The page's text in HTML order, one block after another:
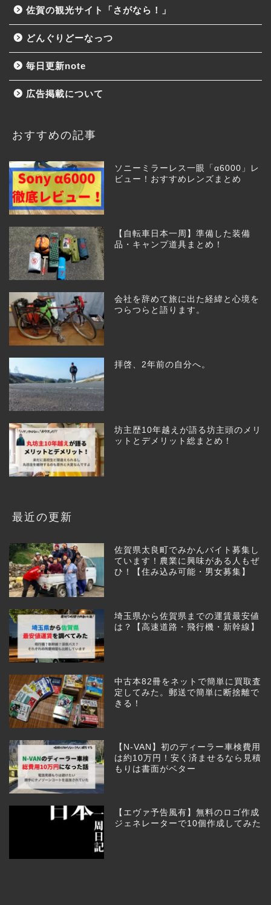
佐賀の観光サイト「さがなら！」
どんぐりどーなっつ
毎日更新note
広告掲載について
おすすめの記事
ソニーミラーレス一眼「α6000」レ
ビュー！おすすめレンズまとめ
【自転車日本一周】準備した装備
品・キャンプ道具まとめ！
会社を辞めて旅に出た経緯と心境を
つらつらと語ります。
拝啓、2年前の自分へ。
坊主歴10年越えが語る坊主頭のメリ
ットとデメリット総まとめ！
最近の更新
佐賀県太良町でみかんバイト募集し
ています！農業に興味がある人もぜ
ひ！【住み込み可能・男女募集】
埼玉県から佐賀県までの運賃最安値
は？【高速道路・飛行機・新幹線】
中古本82冊をネットで簡単に買取査
定してみた。郵送で簡単に断捨離で
きる！
【N-VAN】初のディーラー車検費用
は約10万円！安く済ませるなら見積
もりは書面がベター
【エヴァ予告風有】無料のロゴ作成
ジェネレーターで10個作成してみた